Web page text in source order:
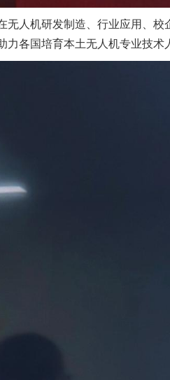
人机研发制造、行业应用、
各国培育本土无人机专业技术